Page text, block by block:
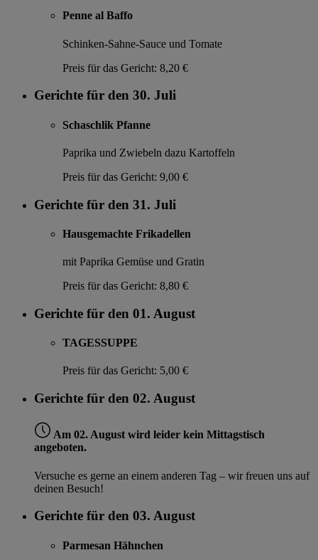
Penne al Baffo
Schinken-Sahne-Sauce und Tomate
Preis für das Gericht: 8,20 €
Gerichte für den 30. Juli
Schaschlik Pfanne
Paprika und Zwiebeln dazu Kartoffeln
Preis für das Gericht: 9,00 €
Gerichte für den 31. Juli
Hausgemachte Frikadellen
mit Paprika Gemüse und Gratin
Preis für das Gericht: 8,80 €
Gerichte für den 01. August
TAGESSUPPE
Preis für das Gericht: 5,00 €
Gerichte für den 02. August
Am 02. August wird leider kein Mittagstisch
angeboten.
Versuche es gerne an einem anderen Tag – wir freuen uns auf
deinen Besuch!
Gerichte für den 03. August
Parmesan Hähnchen